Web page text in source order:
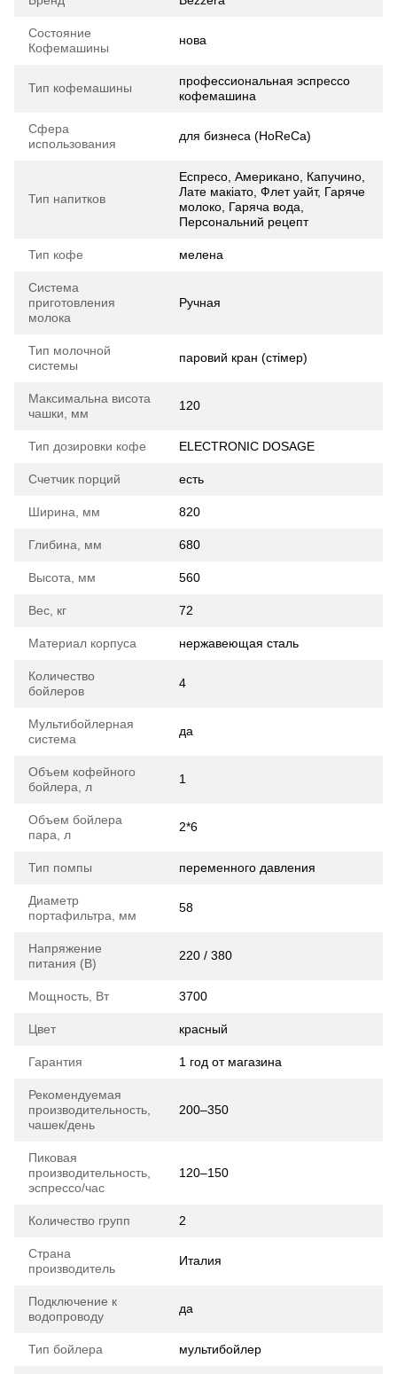
Состояние
Кофемашины
нова
Тип кофемашины
профессиональная эспрессо
кофемашина
Сфера
использования
для бизнеса (HoReCa)
Тип напитков
Еспресо, Американо, Капучино,
Лате макіато, Флет уайт, Гаряче
молоко, Гаряча вода,
Персональний рецепт
Тип кофе мелена
Система
приготовления
молока
Ручная
Тип молочной
системы
паровий кран (стімер)
Максимальна висота
чашки, мм
120
Тип дозировки кофе ELECTRONIC DOSAGE
Счетчик порций есть
Ширина, мм 820
Глибина, мм 680
Высота, мм 560
Вес, кг 72
Материал корпуса нержавеющая сталь
Количество
бойлеров
4
Мультибойлерная
система
да
Объем кофейного
бойлера, л
1
Объем бойлера
пара, л
2*6
Тип помпы переменного давления
Диаметр
портафильтра, мм
58
Напряжение
питания (В)
220 / 380
Мощность, Вт 3700
Цвет красный
Гарантия 1 год от магазина
Рекомендуемая
производительность,
чашек/день
200–350
Пиковая
производительность,
эспрессо/час
120–150
Количество групп 2
Страна
производитель
Италия
Подключение к
водопроводу
да
Тип бойлера мультибойлер